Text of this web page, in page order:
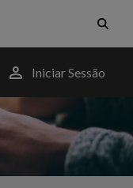
MenuIniciar Sessão